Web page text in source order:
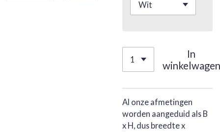
In
winkelwagen
Al onze afmetingen
worden aangeduid als B
x H, dus breedte x